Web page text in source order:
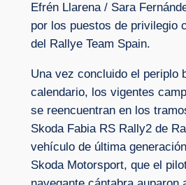
Efrén Llarena / Sara
por los puestos de privilegio
del Rallye Team Spain.
Una vez concluido el periplo
calendario, los vigentes
se reencuentran en los
Skoda Fabia RS Rally2 de
vehículo de última
Skoda Motorsport, que el